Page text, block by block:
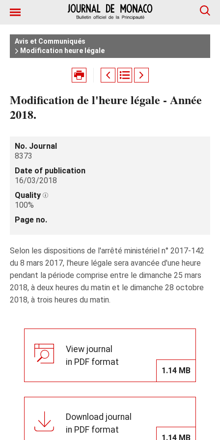
Avis et Communiqués
Modification heure légale
Modification de l'heure légale - Année
2018.
No. Journal
8373
Date of publication
16/03/2018
Quality
100%
Page no.
Selon les dispositions de l'arrêté ministériel n° 2017-142
du 8 mars 2017, l'heure légale sera avancée d'une heure
pendant la période comprise entre le dimanche 25 mars
2018, à deux heures du matin et le dimanche 28 octobre
2018, à trois heures du matin.
View journal
in PDF format
1.14 MB
Download journal
in PDF format
1.14 MB